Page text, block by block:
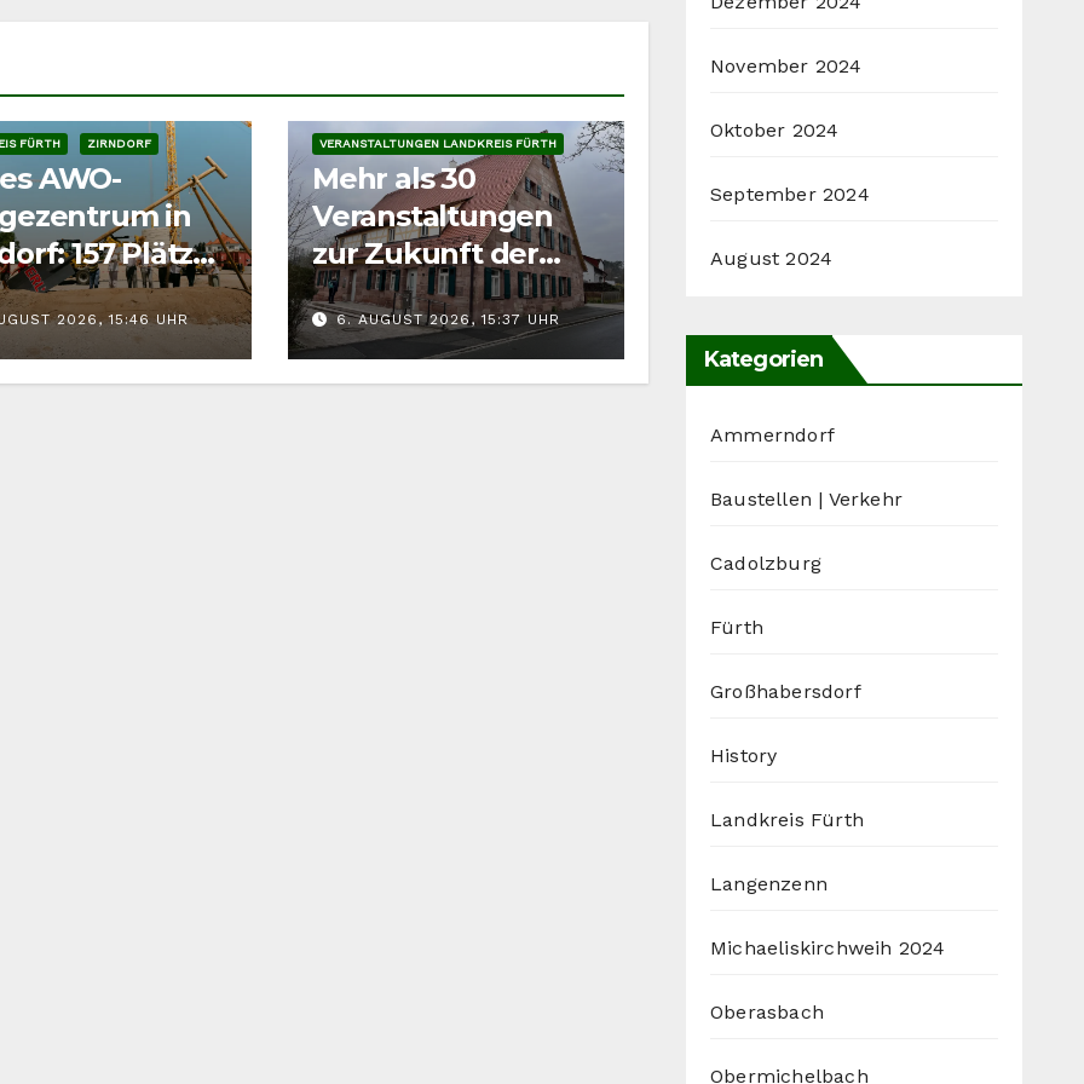
FÜRTH ZIRNDORF
AWO-
in
157 Plätze
bis 2028
2026, 15:46 UHR
VERANSTALTUNGEN LANDKREIS FÜRTH
Mehr als 30
Veranstaltungen
zur Zukunft der
Ortskerne
6. AUGUST 2026, 15:37 UHR
November 2024
Oktober 2024
September 2024
August 2024
Kategorien
Ammerndorf
Baustellen | Verkehr
Cadolzburg
Fürth
Großhabersdorf
History
Landkreis Fürth
Langenzenn
Michaeliskirchweih 2024
Oberasbach
Obermichelbach